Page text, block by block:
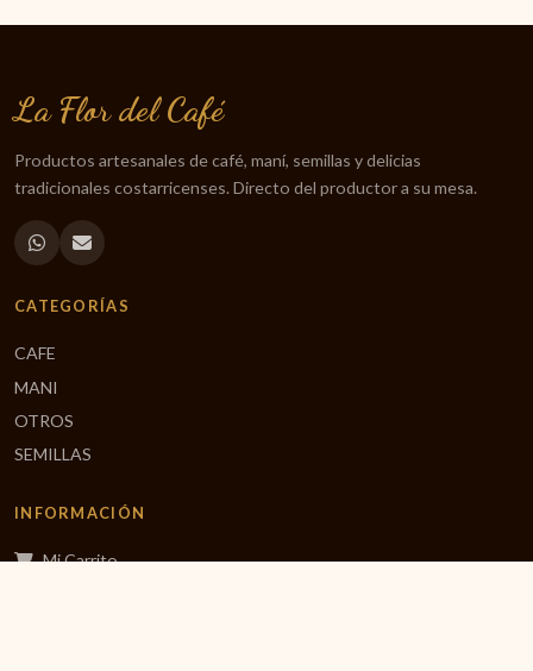
La Flor del Café
Productos artesanales de café, maní, semillas y delicias
tradicionales costarricenses. Directo del productor a su mesa.
CATEGORÍAS
CAFE
MANI
OTROS
SEMILLAS
INFORMACIÓN
Mi Carrito